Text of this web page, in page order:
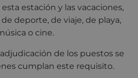
estación y las vacaciones,
deporte, de viaje, de playa,
o cine.
de los puestos se
cumplan este requisito.